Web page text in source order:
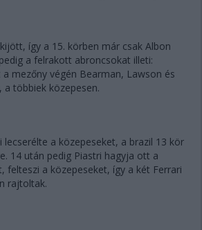
így a 15. körben már csak Albon
a felrakott abroncsokat illeti:
mezőny végén Bearman, Lawson és
többiek közepesen.
a közepeseket, a brazil 13 kör
14 után pedig Piastri hagyja ott a
felteszi a közepeseket, így a két Ferrari
rajtoltak.